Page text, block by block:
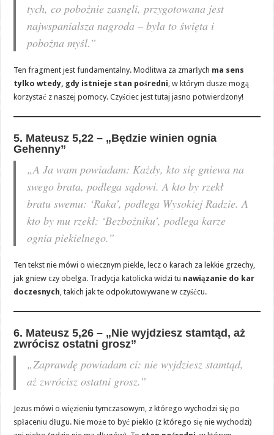
tych, co pobożnie zasnęli, przygotowana jest
najwspanialsza nagroda – była to święta i
pobożna myśl.”
Ten fragment jest fundamentalny. Modlitwa za zmarłych ma sens
tylko wtedy, gdy istnieje stan pośredni, w którym dusze mogą
korzystać z naszej pomocy. Czyściec jest tutaj jasno potwierdzony!
5. Mateusz 5,22 – „Będzie winien ognia
Gehenny”
„A Ja wam powiadam: Każdy, kto się gniewa na
swego brata, podlega sądowi. A kto by rzekł
bratu swemu: ‘Raka’, podlega Wysokiej Radzie. A
kto by mu rzekł: ‘Bezbożniku’, podlega karze
ognia piekielnego.”
Ten tekst nie mówi o wiecznym piekle, lecz o karach za lekkie grzechy,
jak gniew czy obelga. Tradycja katolicka widzi tu nawiązanie do kar
doczesnych, takich jak te odpokutowywane w czyśćcu.
6. Mateusz 5,26 – „Nie wyjdziesz stamtąd, aż
zwrócisz ostatni grosz”
„Zaprawdę powiadam ci: nie wyjdziesz stamtąd,
aż zwrócisz ostatni grosz.”
Jezus mówi o więzieniu tymczasowym, z którego wychodzi się po
spłaceniu długu. Nie może to być piekło (z którego się nie wychodzi)